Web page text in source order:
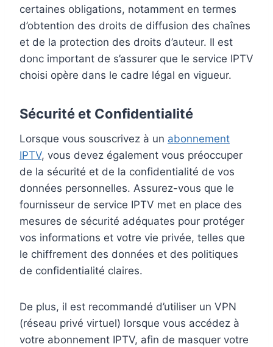
certaines obligations, notamment en termes
d’obtention des droits de diffusion des chaînes
et de la protection des droits d’auteur. Il est
donc important de s’assurer que le service IPTV
choisi opère dans le cadre légal en vigueur.
Sécurité et Confidentialité
Lorsque vous souscrivez à un abonnement
IPTV, vous devez également vous préoccuper
de la sécurité et de la confidentialité de vos
données personnelles. Assurez-vous que le
fournisseur de service IPTV met en place des
mesures de sécurité adéquates pour protéger
vos informations et votre vie privée, telles que
le chiffrement des données et des politiques
de confidentialité claires.
De plus, il est recommandé d’utiliser un VPN
(réseau privé virtuel) lorsque vous accédez à
votre abonnement IPTV, afin de masquer votre